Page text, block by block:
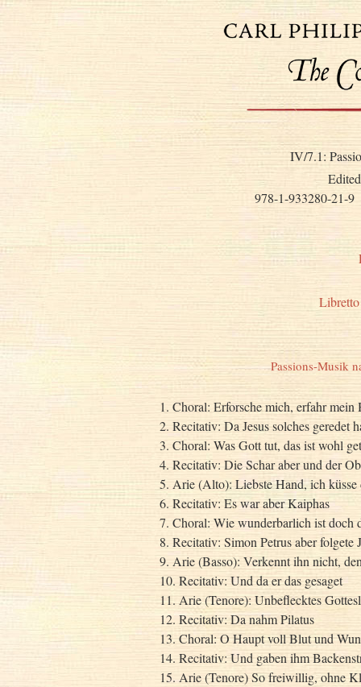
IV/7.1:
978-1-933280-21-9
Passions-Musik
1. Choral: Erforsche mich, erfahr mein
2. Recitativ: Da Jesus solches geredet
3. Choral: Was Gott tut, das ist wohl
4. Recitativ: Die Schar aber und der
5. Arie (Alto): Liebste Hand, ich küsse
6. Recitativ: Es war aber Kaiphas
7. Choral: Wie wunderbarlich ist doch
8. Recitativ: Simon Petrus aber folgete
9. Arie (Basso): Verkennt ihn nicht,
10. Recitativ: Und da er das gesaget
11. Arie (Tenore): Unbeflecktes
12. Recitativ: Da nahm Pilatus
13. Choral: O Haupt voll Blut und
14. Recitativ: Und gaben ihm
15. Arie (Tenore) So freiwillig, ohne